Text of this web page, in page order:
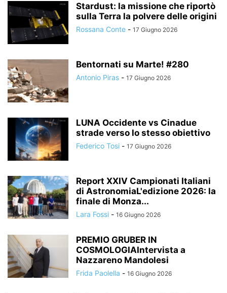
Stardust: la missione che riportò
sulla Terra la polvere delle origini
Rossana Conte - 17 Giugno 2026
Bentornati su Marte! #280
Antonio Piras - 17 Giugno 2026
LUNA Occidente vs Cinadue
strade verso lo stesso obiettivo
Federico Tosi - 17 Giugno 2026
Report XXIV Campionati Italiani
di AstronomiaL'edizione 2026: la
finale di Monza...
Lara Fossi - 16 Giugno 2026
PREMIO GRUBER IN
COSMOLOGIAIntervista a
Nazzareno Mandolesi
Frida Paolella - 16 Giugno 2026